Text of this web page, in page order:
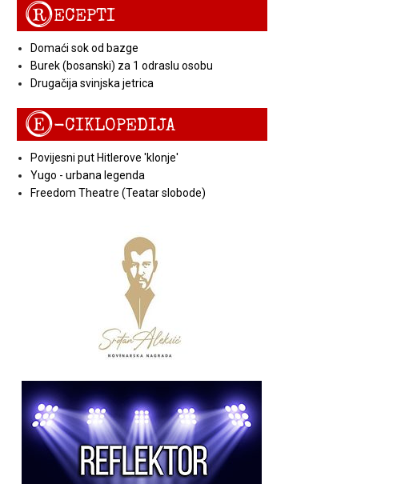
RECEPTI
Domaći sok od bazge
Burek (bosanski) za 1 odraslu osobu
Drugačija svinjska jetrica
E-CIKLOPEDIJA
Povijesni put Hitlerove 'klonje'
Yugo - urbana legenda
Freedom Theatre (Teatar slobode)